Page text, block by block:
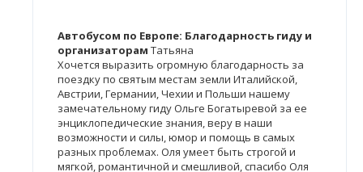
Автобусом по Европе: Благодарность гиду и
организаторам Татьяна
Хочется выразить огромную благодарность за
поездку по святым местам земли Италийской,
Австрии, Германии, Чехии и Польши нашему
замечательному гиду Ольге Богатыревой за ее
энциклопедические знания, веру в наши
возможности и силы, юмор и помощь в самых
разных проблемах. Оля умеет быть строгой и
мягкой, романтичной и смешливой, спасибо Оля